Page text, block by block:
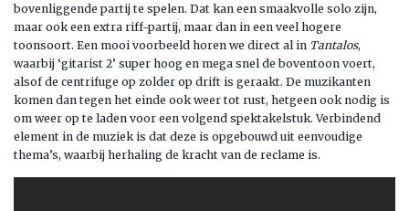
bovenliggende partij te spelen. Dat kan een smaakvolle solo zijn,
maar ook een extra riff-partij, maar dan in een veel hogere
toonsoort. Een mooi voorbeeld horen we direct al in Tantalos,
waarbij ‘gitarist 2’ super hoog en mega snel de boventoon voert,
alsof de centrifuge op zolder op drift is geraakt. De muzikanten
komen dan tegen het einde ook weer tot rust, hetgeen ook nodig is
om weer op te laden voor een volgend spektakelstuk. Verbindend
element in de muziek is dat deze is opgebouwd uit eenvoudige
thema’s, waarbij herhaling de kracht van de reclame is.